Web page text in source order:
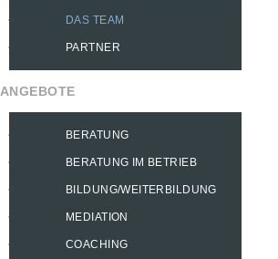
DAS TEAM
PARTNER
ANGEBOTE
BERATUNG
BERATUNG IM BETRIEB
BILDUNG/WEITERBILDUNG
MEDIATION
COACHING